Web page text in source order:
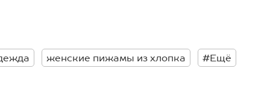
женские пижамы из хлопка #Ещё